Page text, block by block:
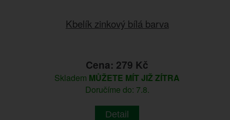
Kbelík zinkový bílá barva
Cena: 279 Kč
Skladem MŮŽETE MÍT JIŽ ZÍTRA
Doručíme do: 7.8.
Detail